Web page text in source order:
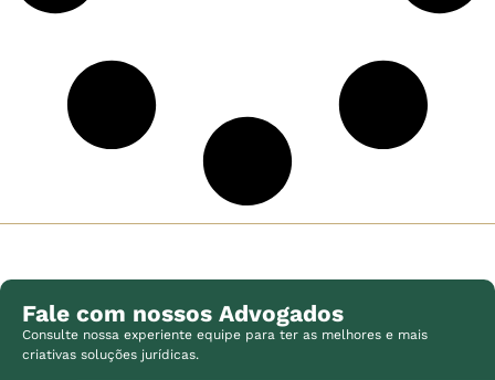
Fale com nossos Advogados
Consulte nossa experiente equipe para ter as melhores e mais
criativas soluções jurídicas.